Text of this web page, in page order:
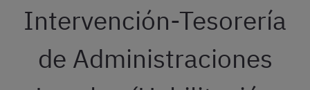
Intervención-Tesorería
de Administraciones